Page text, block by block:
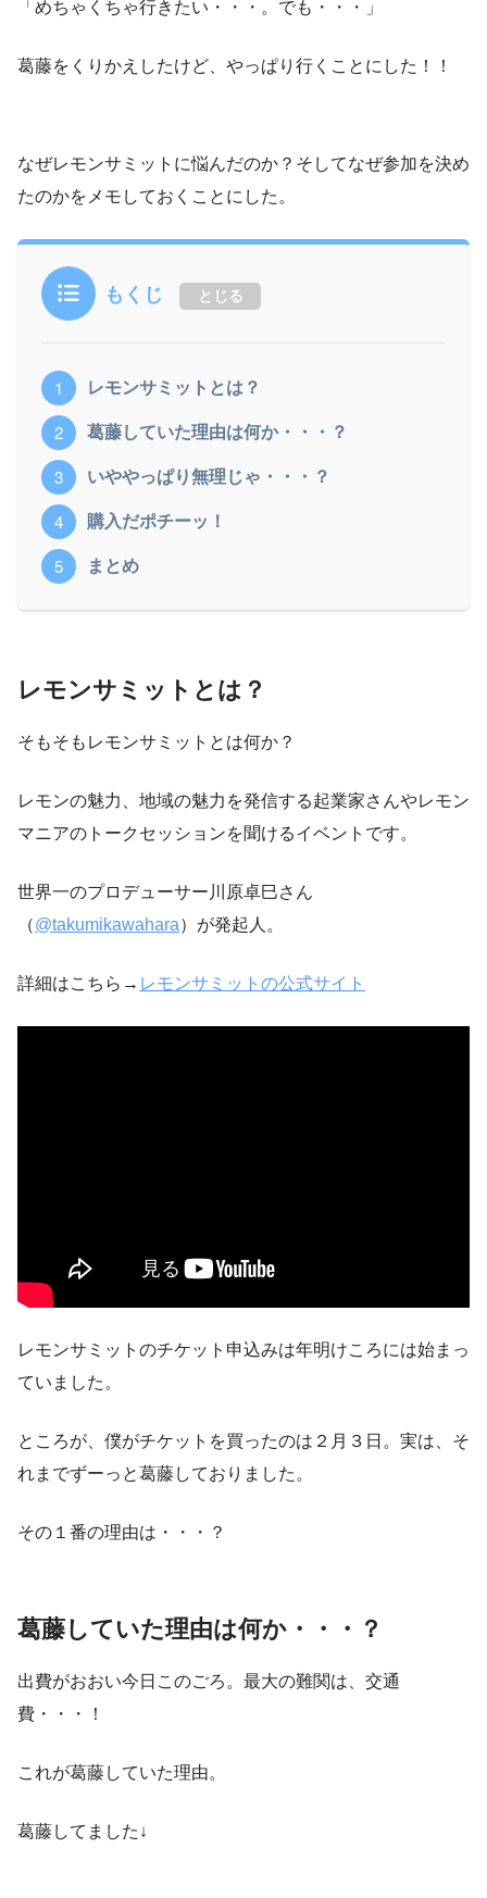
「めちゃくちゃ行きたい・・・。でも・・・」
葛藤をくりかえしたけど、やっぱり行くことにした！！
なぜレモンサミットに悩んだのか？そしてなぜ参加を決め
たのかをメモしておくことにした。
もくじ とじる
レモンサミットとは？
葛藤していた理由は何か・・・？
いややっぱり無理じゃ・・・？
購入だポチーッ！
まとめ
レモンサミットとは？
そもそもレモンサミットとは何か？
レモンの魅力、地域の魅力を発信する起業家さんやレモン
マニアのトークセッションを聞けるイベントです。
世界一のプロデューサー川原卓巳さん
（@takumikawahara）が発起人。
詳細はこちら→ レモンサミットの公式サイト
レモンサミットのチケット申込みは年明けころには始まっ
ていました。
ところが、僕がチケットを買ったのは２月３日。実は、そ
れまでずーっと葛藤しておりました。
その１番の理由は・・・？
葛藤していた理由は何か・・・？
出費がおおい今日このごろ。最大の難関は、交通
費・・・！
これが葛藤していた理由。
葛藤してました↓